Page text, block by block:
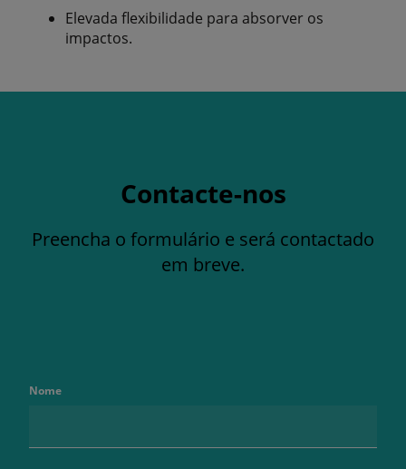
Elevada flexibilidade para absorver os
impactos.
Contacte-nos
Preencha o formulário e será contactado
em breve.
Nome